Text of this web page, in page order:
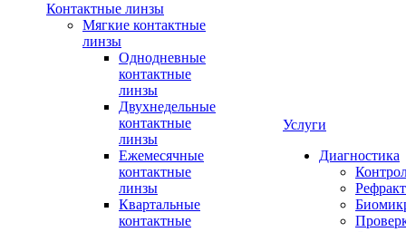
Контактные линзы
Мягкие контактные
линзы
Однодневные
контактные
линзы
Двухнедельные
контактные
линзы
Ежемесячные
контактные
линзы
Квартальные
контактные
Услуги
Диагностика